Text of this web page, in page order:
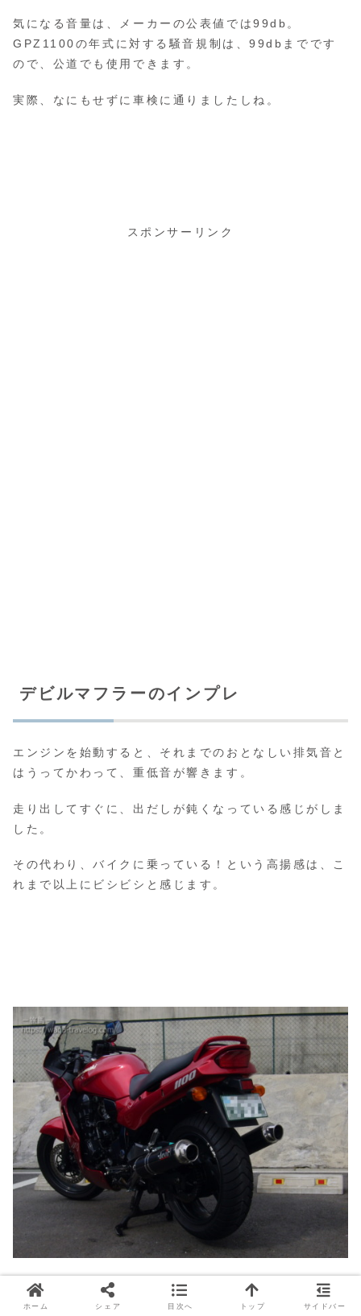
気になる音量は、メーカーの公表値では99db。
GPZ1100の年式に対する騒音規制は、99dbまでです
ので、公道でも使用できます。
実際、なにもせずに車検に通りましたしね。
スポンサーリンク
デビルマフラーのインプレ
エンジンを始動すると、それまでのおとなしい排気音と
はうってかわって、重低音が響きます。
走り出してすぐに、出だしが鈍くなっている感じがしま
した。
その代わり、バイクに乗っている！という高揚感は、こ
れまで以上にビシビシと感じます。
和休のGPZ1100は、キャンディーパーシモンレッドと
いう赤のメタリック塗装なんですが、デビルマフラーの
ホーム シェア 目次へ トップ サイドバー